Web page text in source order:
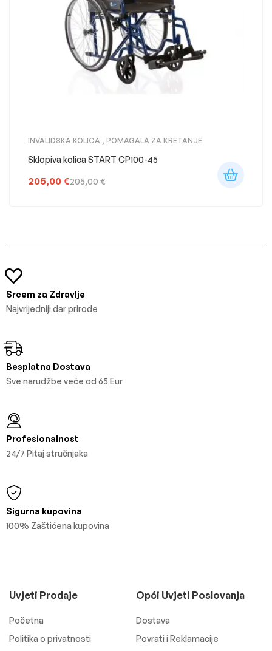
INVALIDSKA KOLICA , POMAGALA ZA KRETANJE
Sklopiva kolica START CP100-45
205,00€
205,00 €
Srcem za Zdravlje
Najvrijedniji dar prirode
Besplatna Dostava
Sve narudžbe veće od 65 Eur
Profesionalnost
24/7 Pitaj stručnjaka
Sigurna kupovina
100% Zaštićena kupovina
Uvjeti Prodaje
Početna
Politika o privatnosti
Opći Uvjeti Poslovanja
Dostava
Povrati i Reklamacije